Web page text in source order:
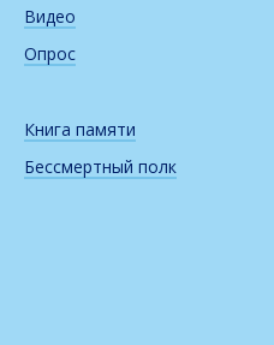
Видео
Опрос
Книга памяти
Бессмертный полк